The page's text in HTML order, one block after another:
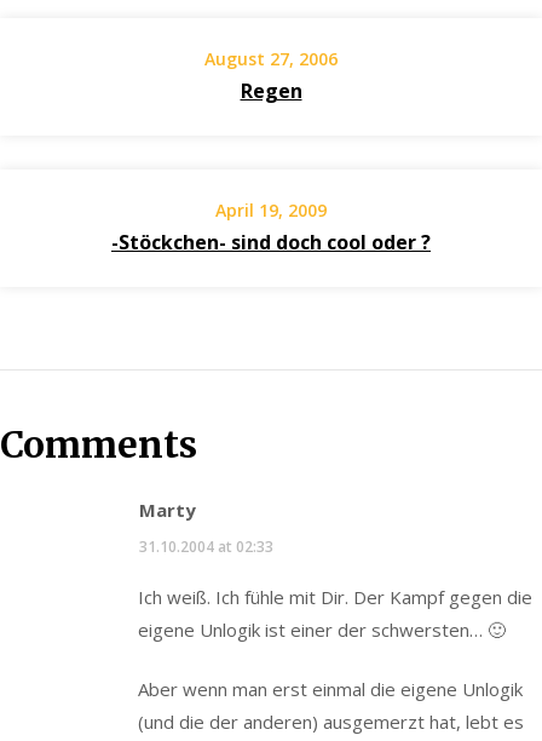
August 27, 2006
Regen
April 19, 2009
-Stöckchen- sind doch cool oder ?
Comments
Marty
31.10.2004 at 02:33
Ich weiß. Ich fühle mit Dir. Der Kampf gegen die
eigene Unlogik ist einer der schwersten… 🙂
Aber wenn man erst einmal die eigene Unlogik
(und die der anderen) ausgemerzt hat, lebt es